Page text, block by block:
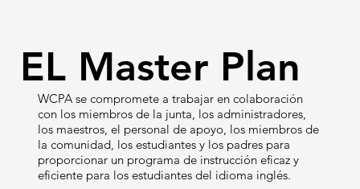
EL Master Plan
WCPA se compromete a trabajar en colaboración
con los miembros de la junta, los administradores,
los maestros, el personal de apoyo, los miembros de
la comunidad, los estudiantes y los padres para
proporcionar un programa de instrucción eficaz y
eficiente para los estudiantes del idioma inglés.